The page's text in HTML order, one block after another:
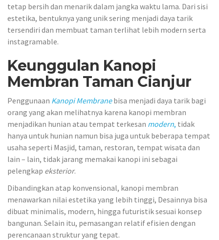
tetap bersih dan menarik dalam jangka waktu lama. Dari sisi
estetika, bentuknya yang unik sering menjadi daya tarik
tersendiri dan membuat taman terlihat lebih modern serta
instagramable.
Keunggulan Kanopi
Membran Taman Cianjur
Penggunaan Kanopi Membrane bisa menjadi daya tarik bagi
orang yang akan melihatnya karena kanopi membran
menjadikan hunian atau tempat terkesan modern, tidak
hanya untuk hunian namun bisa juga untuk beberapa tempat
usaha seperti Masjid, taman, restoran, tempat wisata dan
lain – lain, tidak jarang memakai kanopi ini sebagai
pelengkap eksterior.
Dibandingkan atap konvensional, kanopi membran
menawarkan nilai estetika yang lebih tinggi, Desainnya bisa
dibuat minimalis, modern, hingga futuristik sesuai konsep
bangunan. Selain itu, pemasangan relatif efisien dengan
perencanaan struktur yang tepat.